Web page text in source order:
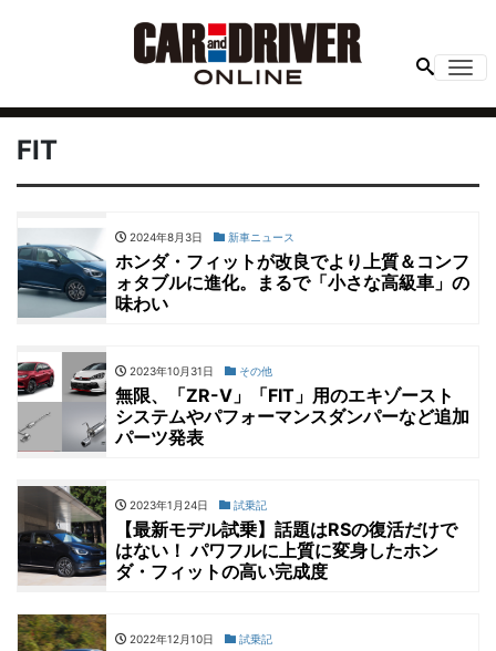
FIT
2024年8月3日 新車ニュース
ホンダ・フィットが改良でより上質＆コンフ
ォタブルに進化。まるで「小さな高級車」の
味わい
2023年10月31日 その他
無限、「ZR-V」「FIT」用のエキゾースト
システムやパフォーマンスダンパーなど追加
パーツ発表
2023年1月24日 試乗記
【最新モデル試乗】話題はRSの復活だけで
はない！ パワフルに上質に変身したホン
ダ・フィットの高い完成度
2022年12月10日 試乗記